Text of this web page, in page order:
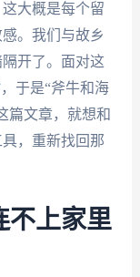
大概是每个留
。我们与故乡
开了。面对这
于是“斧牛和海
篇文章，就想和
，重新找回那
不上家里